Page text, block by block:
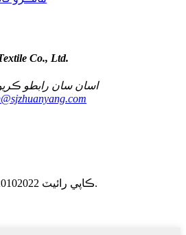
Co., Ltd.
اسان سان رابطو
© ڪاپي رائيٽ 20102022: سڀ حق محفوظ آهن.